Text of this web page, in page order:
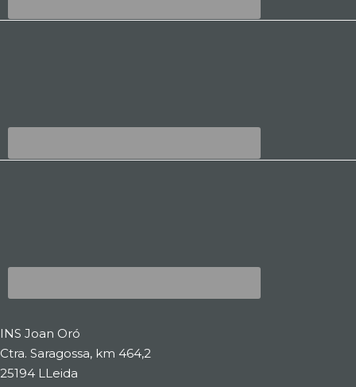
INS Joan Oró
Ctra. Saragossa, km 464,2
25194 LLeida